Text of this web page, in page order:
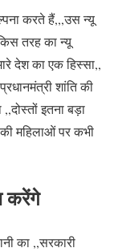
करते हैं,,,उस न्यू
तरह का न्यू
देश का एक हिस्सा,,
शांति की
इतना बड़ा
महिलाओं पर कभी
करेंगे
का ,,सरकारी